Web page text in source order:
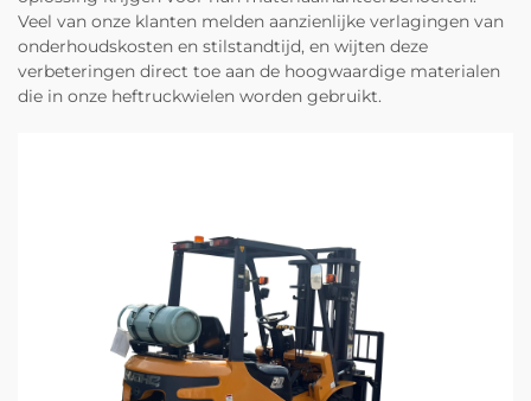
Veel van onze klanten melden aanzienlijke verlagingen van
onderhoudskosten en stilstandtijd, en wijten deze
verbeteringen direct toe aan de hoogwaardige materialen
die in onze heftruckwielen worden gebruikt.